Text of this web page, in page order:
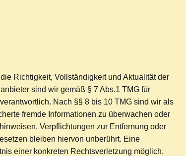
Richtigkeit, Vollständigkeit und Aktualität der
sind wir gemäß § 7 Abs.1 TMG für
Nach §§ 8 bis 10 TMG sind wir als
fremde Informationen zu überwachen oder
Verpflichtungen zur Entfernung oder
bleiben hiervon unberührt. Eine
einer konkreten Rechtsverletzung möglich.